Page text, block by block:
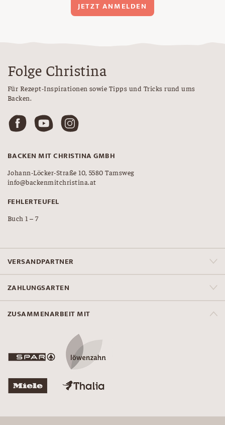
JETZT ANMELDEN
Folge Christina
Für Rezept-Inspirationen sowie Tipps und Tricks rund ums
Backen.
BACKEN MIT CHRISTINA GMBH
Johann-Löcker-Straße 10, 5580 Tamsweg
info@backenmitchristina.at
FEHLERTEUFEL
Buch 1 – 7
VERSANDPARTNER
ZAHLUNGSARTEN
ZUSAMMENARBEIT MIT